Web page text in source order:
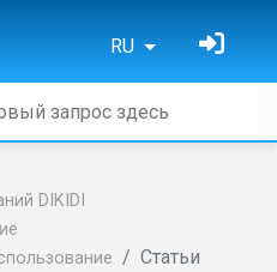
RU
DIKIDI
Статьи